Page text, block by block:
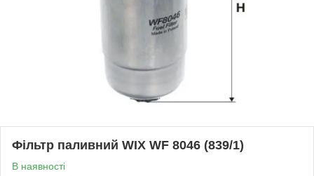
Фільтр паливний WIX WF 8046 (839/1)
В наявності